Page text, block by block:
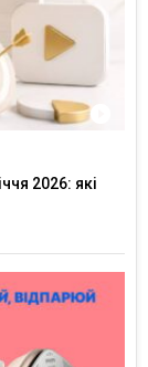
2026: які